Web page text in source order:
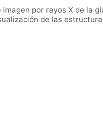
por rayos X de la
de las